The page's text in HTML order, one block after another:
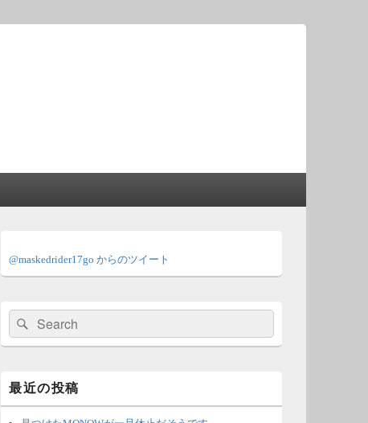
ン
サ
ド
ー
ェ
ッ
@maskedrider17go からのツイート
検
索:
検
索
最近の投稿